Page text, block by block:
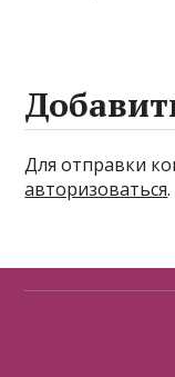
Для отправки
авторизоваться.